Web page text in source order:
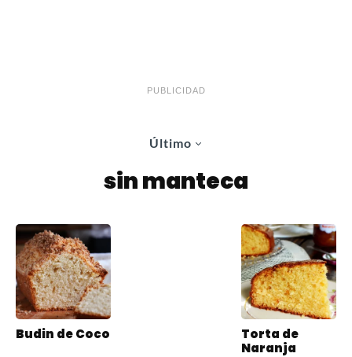
PUBLICIDAD
Último
sin manteca
Budin de Coco
Torta de
Naranja